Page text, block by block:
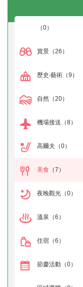
（0）
賞景 （26）
歷史‧藝術 （9）
自然 （20）
機場接送 （8）
高爾夫 （0）
美食 （7）
夜晚觀光 （0）
溫泉 （6）
住宿 （6）
節慶活動 （0）